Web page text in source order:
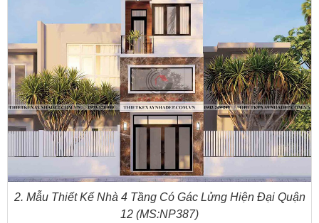
2. Mẫu Thiết Kế Nhà 4 Tầng Có Gác Lửng Hiện Đại Quận
12 (MS:NP387)